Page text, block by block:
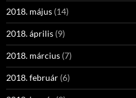
2018. május (14)
2018. április (9)
2018. március (7)
2018. február (6)